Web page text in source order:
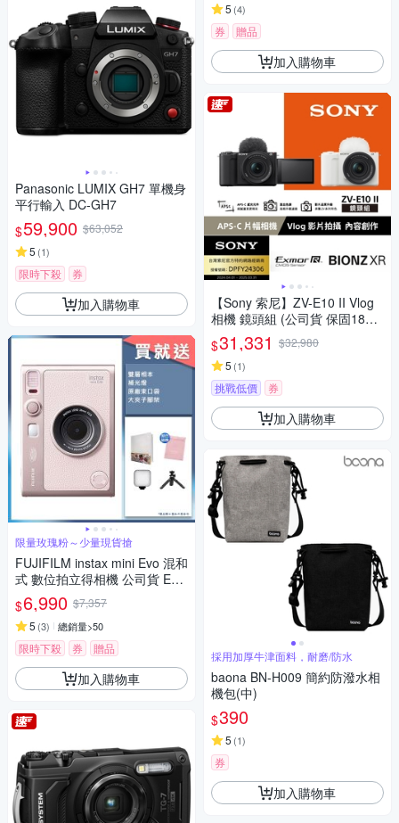
Panasonic LUMIX GH7 單機身
平行輸入 DC-GH7
$59,900 $63,052
5 (1)
限時下殺 券
加入購物車
限量玫瑰粉～少量現貨搶
FUJIFILM instax mini Evo 混和
式 數位拍立得相機 公司貨 EVO
玫瑰粉
$6,990 $7,357
5 (3) 總銷量>50
限時下殺 券 贈品
加入購物車
5 (4)
券 贈品
加入購物車
【Sony 索尼】ZV-E10 II Vlog
相機 鏡頭組 (公司貨 保固18+6
個月)
$31,331 $32,980
5 (1)
挑戰低價 券
加入購物車
採用加厚牛津面料，耐磨/防水
baona BN-H009 簡約防潑水相
機包(中)
$390
5 (1)
券
加入購物車